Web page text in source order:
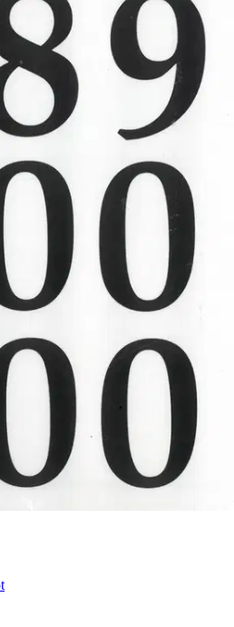
Pakkaus sisältää kaksi
0-9. Yhden numeron korkeus
tuotetietoihin?
tuotetiedoissa on puutteita tai niitä